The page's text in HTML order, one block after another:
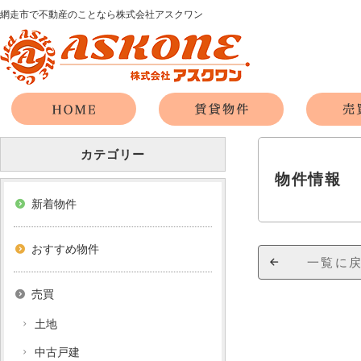
網走市で不動産のことなら株式会社アスクワン
物件情報
一覧に
カテゴリー
新着物件
おすすめ物件
売買
土地
中古戸建